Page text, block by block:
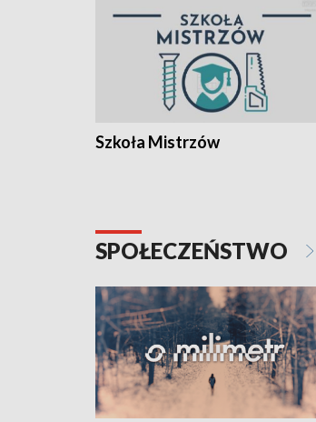
Szkoła Mistrzów
SPOŁECZEŃSTWO